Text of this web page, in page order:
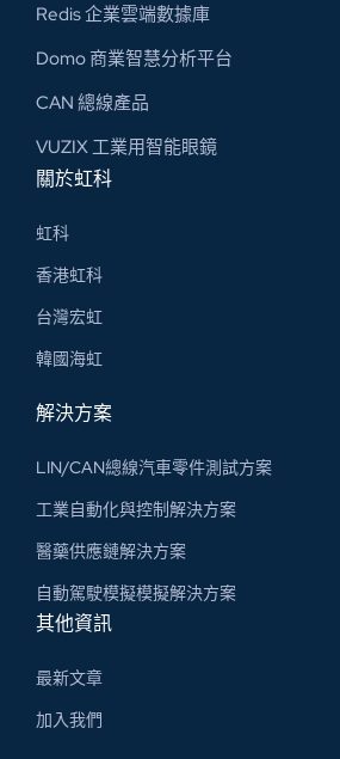
Redis 企業雲端數據庫
Domo 商業智慧分析平台
CAN 總線​產品
VUZIX 工業用智能眼鏡
關於虹科
虹科
香港虹科
台灣宏虹
韓國海虹
解決方案
LIN/CAN總線汽車零件測試方案
工業自動化與控制解決方案
醫藥供應鏈解決方案
自動駕駛模擬模擬解決方案
其他資訊
最新文章
加入我們